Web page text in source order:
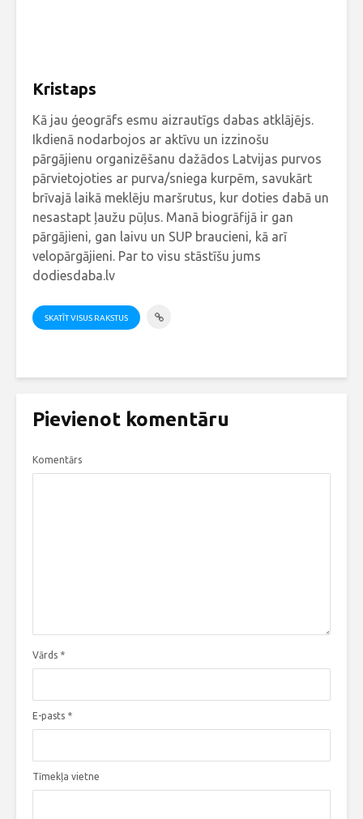
Kristaps
Kā jau ģeogrāfs esmu aizrautīgs dabas atklājējs.
Ikdienā nodarbojos ar aktīvu un izzinošu
pārgājienu organizēšanu dažādos Latvijas purvos
pārvietojoties ar purva/sniega kurpēm, savukārt
brīvajā laikā meklēju maršrutus, kur doties dabā un
nesastapt ļaužu pūļus. Manā biogrāfijā ir gan
pārgājieni, gan laivu un SUP braucieni, kā arī
velopārgājieni. Par to visu stāstīšu jums
dodiesdaba.lv
SKATĪT VISUS RAKSTUS
Pievienot komentāru
Komentārs
Vārds *
E-pasts *
Tīmekļa vietne